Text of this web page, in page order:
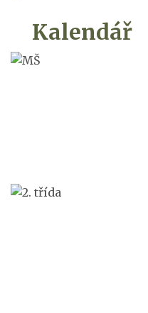
Kalendář